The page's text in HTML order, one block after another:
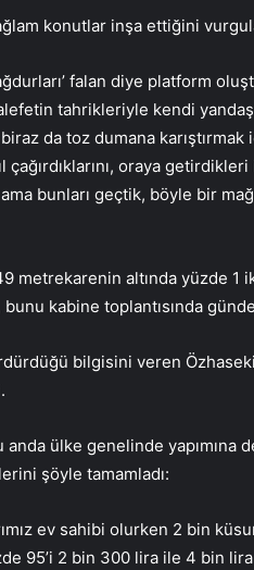
konutlar inşa ettiğini
falan diye platform
tahrikleriyle kendi
da toz dumana
oraya
bunları geçtik, böyle bir
metrekarenin altında yüzde 1
kabine toplantısında
bilgisini veren
anda ülke genelinde yapımına
şöyle tamamladı:
ev sahibi olurken 2 bin
95’i 2 bin 300 lira ile 4 bin